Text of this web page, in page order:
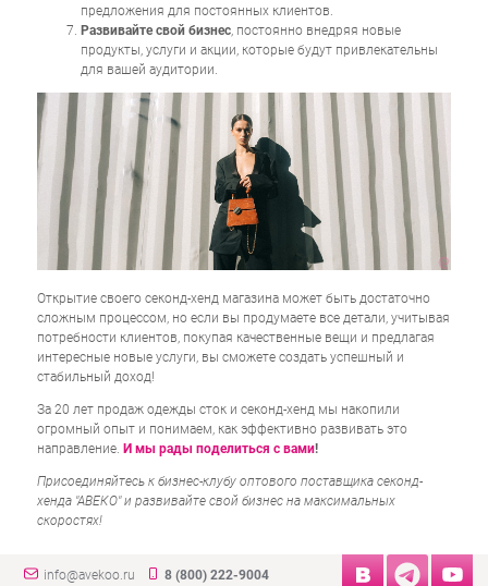
предложения для постоянных клиентов.
Развивайте свой бизнес, постоянно внедряя новые
продукты, услуги и акции, которые будут привлекательны
для вашей аудитории.
Открытие своего секонд-хенд магазина может быть достаточно
сложным процессом, но если вы продумаете все детали, учитывая
потребности клиентов, покупая качественные вещи и предлагая
интересные новые услуги, вы сможете создать успешный и
стабильный доход!
За 20 лет продаж одежды сток и секонд-хенд мы накопили
огромный опыт и понимаем, как эффективно развивать это
направление. И мы рады поделиться с вами!
Присоединяйтесь к бизнес-клубу оптового поставщика секонд-
хенда "АВЕКО" и развивайте свой бизнес на максимальных
скоростях!
info@avekoo.ru 8 (800) 222-9004